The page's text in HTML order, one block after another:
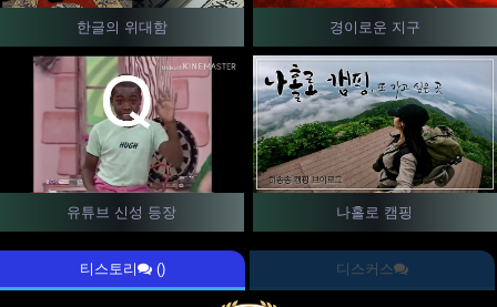
한글의 위대함 경이로운 지구
유튜브 신성 등장 나홀로 캠핑
티스토리 () 디스커스